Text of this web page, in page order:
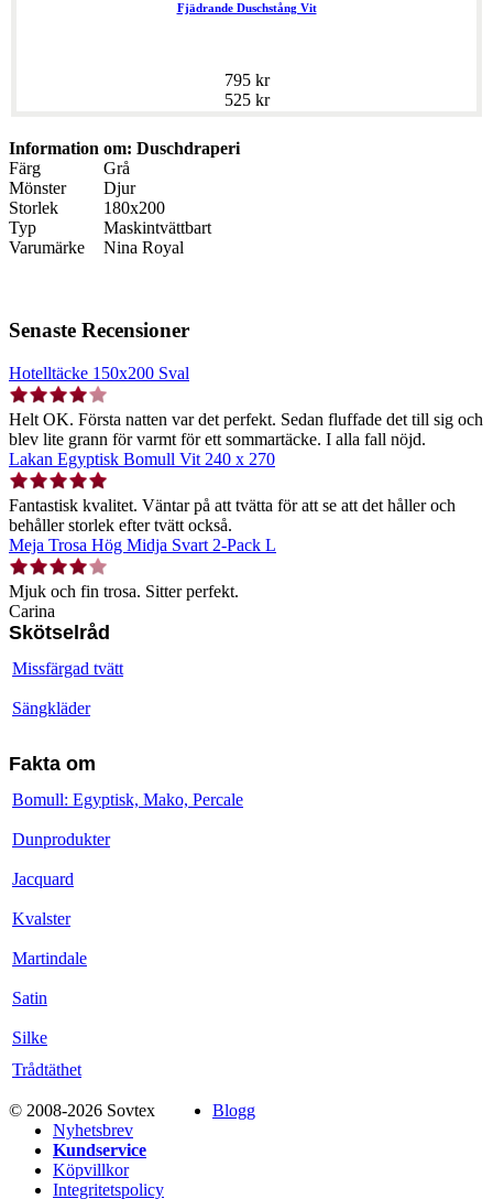
Fjädrande Duschstång Vit
795 kr
525 kr
Information om: Duschdraperi
Färg
Grå
Mönster
Djur
Storlek
180x200
Typ
Maskintvättbart
Varumärke
Nina Royal
Senaste Recensioner
Hotelltäcke 150x200 Sval
Helt OK. Första natten var det perfekt. Sedan fluffade det till sig och
blev lite grann för varmt för ett sommartäcke. I alla fall nöjd.
Lakan Egyptisk Bomull Vit 240 x 270
Fantastisk kvalitet. Väntar på att tvätta för att se att det håller och
behåller storlek efter tvätt också.
Meja Trosa Hög Midja Svart 2-Pack L
Mjuk och fin trosa. Sitter perfekt.
Carina
Skötselråd
Missfärgad tvätt
Sängkläder
Fakta om
Bomull: Egyptisk, Mako, Percale
Dunprodukter
Jacquard
Kvalster
Martindale
Satin
Silke
Trådtäthet
© 2008-2026 Sovtex
Blogg
Nyhetsbrev
Kundservice
Köpvillkor
Integritetspolicy